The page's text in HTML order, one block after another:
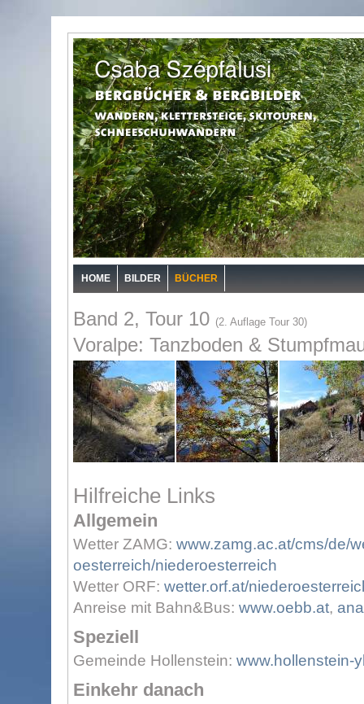
HOME BILDER BÜCHER
Band 2, Tour 10 (2. Auflage Tour 30)
Voralpe: Tanzboden &
Hilfreiche Links
Allgemein
Wetter ZAMG: www.zamg.ac.at/cms/de/
oesterreich/niederoesterreich
Wetter ORF: wetter.orf.at/
Anreise mit Bahn&Bus: www.oebb.at,
Speziell
Gemeinde Hollenstein: www.hollenstein-
Einkehr danach